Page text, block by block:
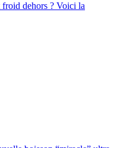
dehors ? Voici la